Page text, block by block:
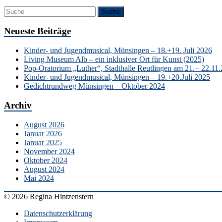
Neueste Beiträge
Kinder- und Jugendmusical, Münsingen – 18.+19. Juli 2026
Living Museum Alb – ein inklusiver Ort für Kunst (2025)
Pop-Oratorium „Luther“, Stadthalle Reutlingen am 21.+
Kinder- und Jugendmusical, Münsingen – 19.+20.Juli 2025
Gedichtrundweg Münsingen – Oktober 2024
Archiv
August 2026
Januar 2026
Januar 2025
November 2024
Oktober 2024
August 2024
Mai 2024
© 2026 Regina Hintzenstern
Datenschutzerklärung